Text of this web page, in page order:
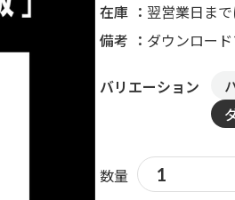
在庫
翌営業日ま
備考
ダウンロー
数量